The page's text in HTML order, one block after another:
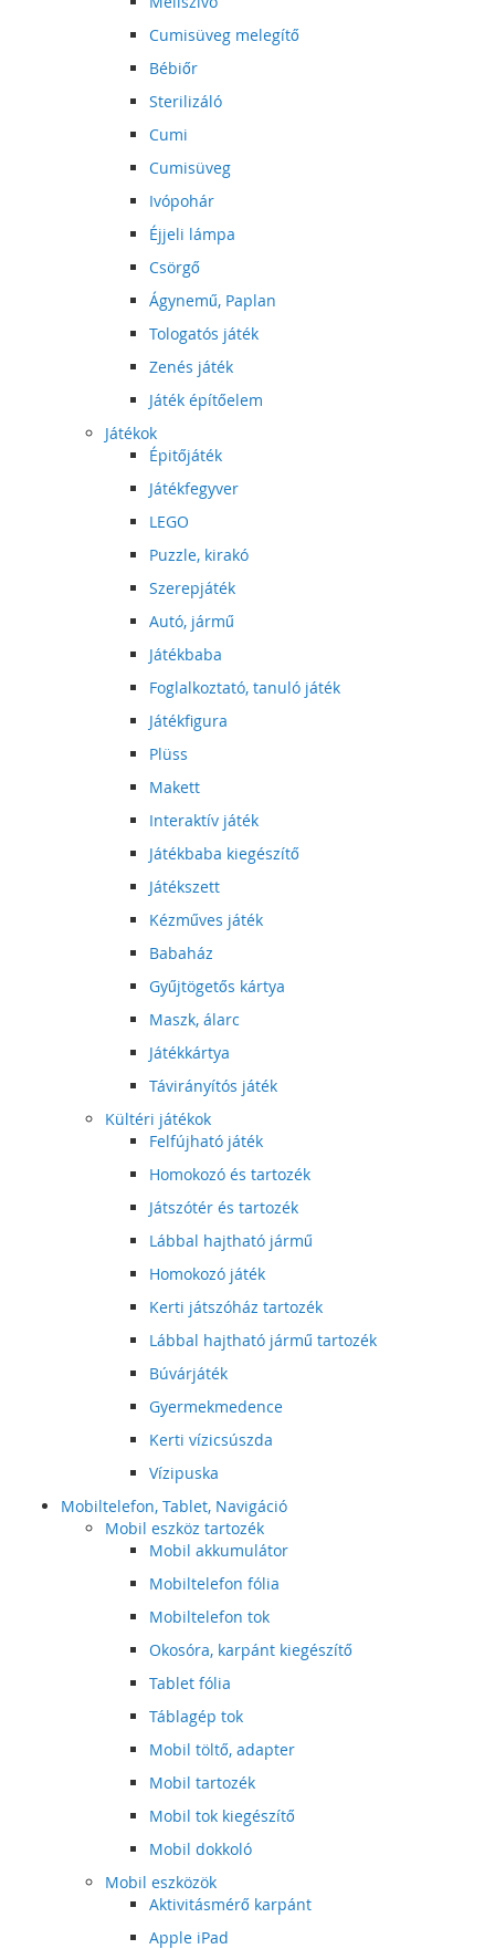
Cumisüveg melegítő
Bébiőr
Sterilizáló
Cumi
Cumisüveg
Ivópohár
Éjjeli lámpa
Csörgő
Ágynemű, Paplan
Tologatós játék
Zenés játék
Játék építőelem
Játékok
Épitőjáték
Játékfegyver
LEGO
Puzzle, kirakó
Szerepjáték
Autó, jármű
Játékbaba
Foglalkoztató, tanuló játék
Játékfigura
Plüss
Makett
Interaktív játék
Játékbaba kiegészítő
Játékszett
Kézműves játék
Babaház
Gyűjtögetős kártya
Maszk, álarc
Játékkártya
Távirányítós játék
Kültéri játékok
Felfújható játék
Homokozó és tartozék
Játszótér és tartozék
Lábbal hajtható jármű
Homokozó játék
Kerti játszóház tartozék
Lábbal hajtható jármű tartozék
Búvárjáték
Gyermekmedence
Kerti vízicsúszda
Vízipuska
Mobiltelefon, Tablet, Navigáció
Mobil eszköz tartozék
Mobil akkumulátor
Mobiltelefon fólia
Mobiltelefon tok
Okosóra, karpánt kiegészítő
Tablet fólia
Táblagép tok
Mobil töltő, adapter
Mobil tartozék
Mobil tok kiegészítő
Mobil dokkoló
Mobil eszközök
Aktivitásmérő karpánt
Apple iPad